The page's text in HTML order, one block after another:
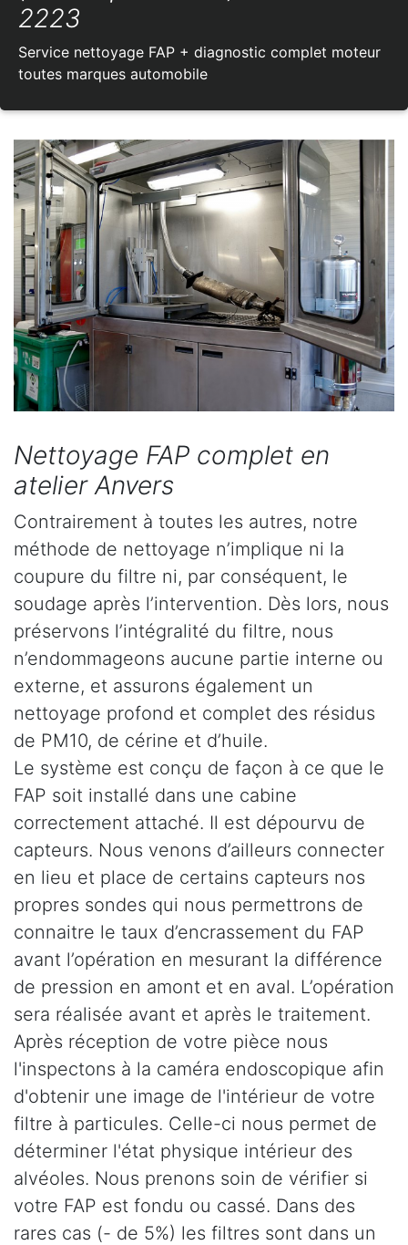
2223
Service nettoyage FAP + diagnostic complet moteur
toutes marques automobile
Nettoyage FAP complet en
atelier Anvers
Contrairement à toutes les autres, notre
méthode de nettoyage n’implique ni la
coupure du filtre ni, par conséquent, le
soudage après l’intervention. Dès lors, nous
préservons l’intégralité du filtre, nous
n’endommageons aucune partie interne ou
externe, et assurons également un
nettoyage profond et complet des résidus
de PM10, de cérine et d’huile.
Le système est conçu de façon à ce que le
FAP soit installé dans une cabine
correctement attaché. Il est dépourvu de
capteurs. Nous venons d’ailleurs connecter
en lieu et place de certains capteurs nos
propres sondes qui nous permettrons de
connaitre le taux d’encrassement du FAP
avant l’opération en mesurant la différence
de pression en amont et en aval. L’opération
sera réalisée avant et après le traitement.
Après réception de votre pièce nous
l'inspectons à la caméra endoscopique afin
d'obtenir une image de l'intérieur de votre
filtre à particules. Celle-ci nous permet de
déterminer l'état physique intérieur des
alvéoles. Nous prenons soin de vérifier si
votre FAP est fondu ou cassé. Dans des
rares cas (- de 5%) les filtres sont dans un